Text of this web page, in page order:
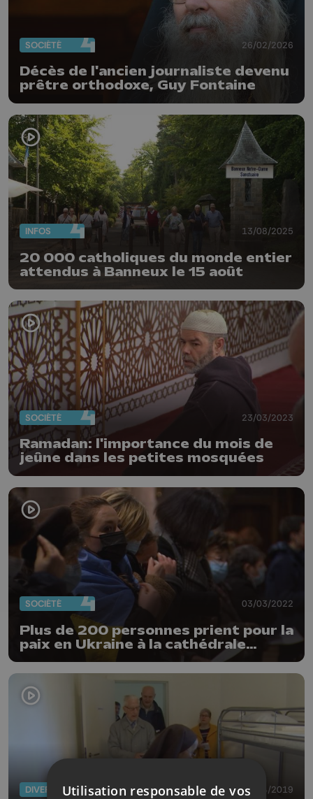
SOCIÉTÉ 26/02/2026
Décès de l'ancien journaliste devenu
prêtre orthodoxe, Guy Fontaine
INFOS 13/08/2025
20 000 catholiques du monde entier
attendus à Banneux le 15 août
SOCIÉTÉ 23/03/2023
Ramadan: l'importance du mois de
jeûne dans les petites mosquées
SOCIÉTÉ 03/03/2022
Plus de 200 personnes prient pour la
paix en Ukraine à la cathédrale
Saint-Paul de Liège
DIVERS 16/04/2019
Utilisation responsable de vos